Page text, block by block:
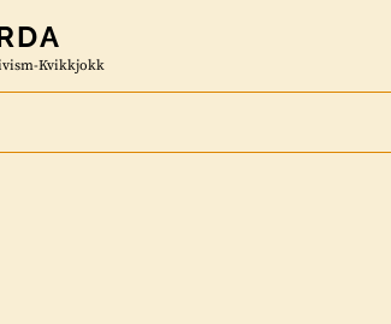
Kvikkjokk